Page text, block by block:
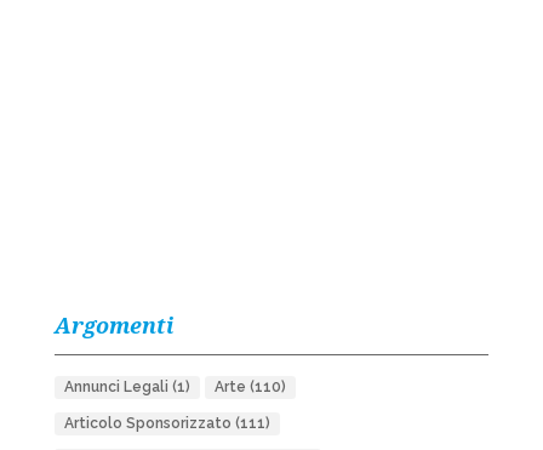
Argomenti
Annunci Legali (1) Arte (110)
Articolo Sponsorizzato (111)